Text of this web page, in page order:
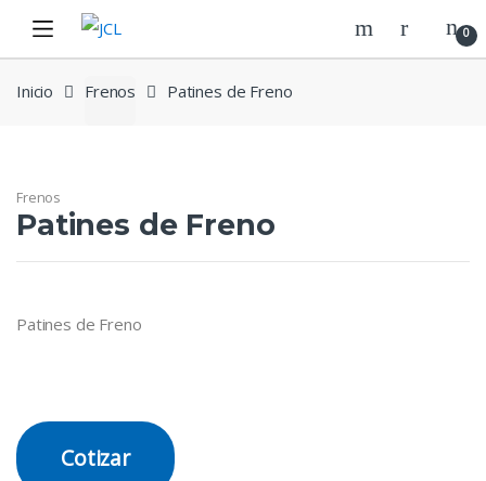
0
Inicio Frenos Patines de Freno
Frenos
Patines de Freno
Patines de Freno
Cotizar